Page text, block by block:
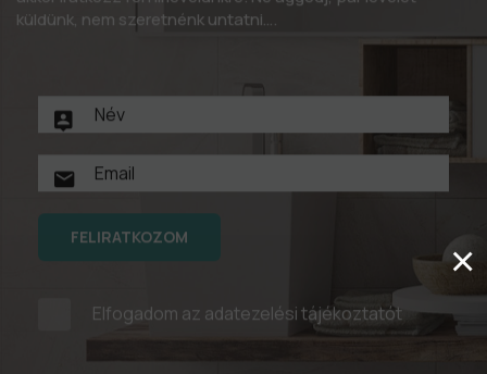
küldünk, nem szeretnénk untatni….
FELIRATKOZOM
Elfogadom az adatezelési tájékoztatót
×